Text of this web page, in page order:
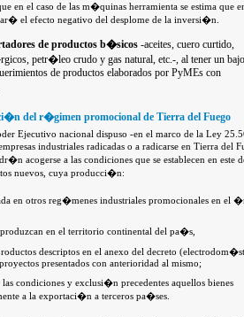
en el caso de las m�quinas herramienta se estima que
el efecto negativo del desplome de la inversi�n.
de productos b�sicos -aceites, cuero curtido,
petr�leo crudo y gas natural, etc.-, al tener un
de productos elaborados por PyMEs con
del r�gimen promocional de Tierra del Fuego
Ejecutivo nacional dispuso -en el marco de la Ley
industriales radicadas o a radicarse en Tierra del
acogerse a las condiciones que se establecen en este
nuevos, cuya producci�n:
en otros reg�menes industriales promocionales en el
en el territorio continental del pa�s,
descriptos en el anexo del decreto
presentados con anterioridad al mismo;
condiciones y exclusi�n precedentes aquellos bienes
a la exportaci�n a terceros pa�ses.